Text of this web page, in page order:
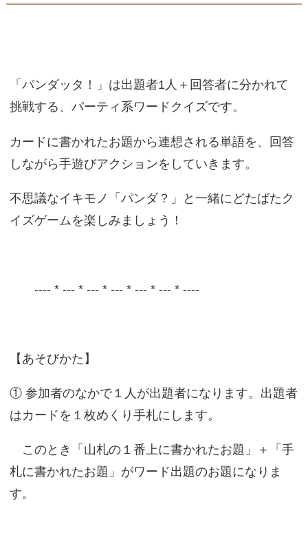
「パンダッタ！」は出題者1人＋回答者に分かれて
挑戦する、パーティ系ワードクイズです。
カードに書かれたお題から連想される単語を、回答
しながら手遊びアクションをしていきます。
不思議なイキモノ「パンダ？」と一緒にどたばたク
イズゲームを楽しみましょう！
---- * --- * --- * --- * --- * --- * ----
【あそびかた】
① 参加者のなかで１人が出題者になります。出題者
はカードを１枚めくり手札にします。
このとき「山札の１番上に書かれたお題」＋「手
札に書かれたお題」がワード出題のお題になりま
す。